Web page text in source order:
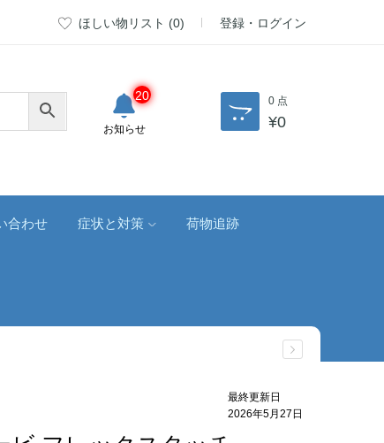
ほしい物リスト (0) 登録・ログイン
お知らせ
20 0 点
¥0
合わせ 症状と対策 荷物追跡
最終更新日
2026年5月27日